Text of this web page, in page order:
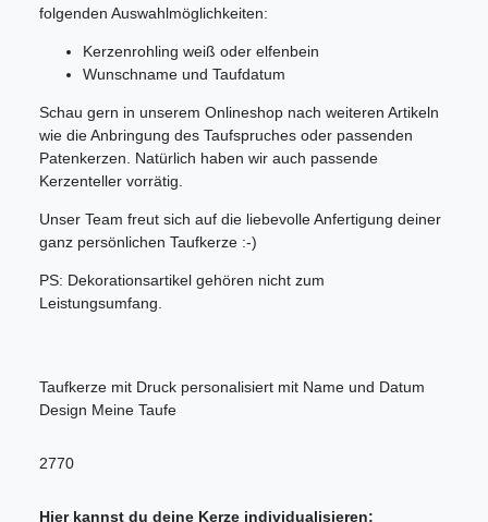
folgenden Auswahlmöglichkeiten:
Kerzenrohling weiß oder elfenbein
Wunschname und Taufdatum
Schau gern in unserem Onlineshop nach weiteren Artikeln
wie die Anbringung des Taufspruches oder passenden
Patenkerzen. Natürlich haben wir auch passende
Kerzenteller vorrätig.
Unser Team freut sich auf die liebevolle Anfertigung deiner
ganz persönlichen Taufkerze :-)
PS: Dekorationsartikel gehören nicht zum
Leistungsumfang.
Taufkerze mit Druck personalisiert mit Name und Datum
Design Meine Taufe
2770
Hier kannst du deine Kerze individualisieren: